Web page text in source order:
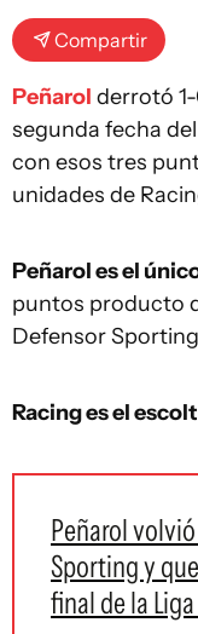
Compartir
Peñarol derrotó
segunda fecha
con esos tres
unidades de
Peñarol es el
puntos producto
Defensor
Racing es el
Peñarol
Sporting y
final de la